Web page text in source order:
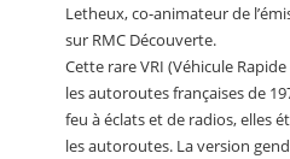
Letheux, co-animateur de
sur RMC Découverte.
Cette rare VRI (Véhicule
les autoroutes françaises de
feu à éclats et de radios, elles
les autoroutes. La version